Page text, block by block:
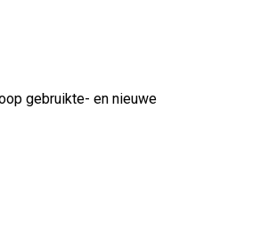
gebruikte- en nieuwe